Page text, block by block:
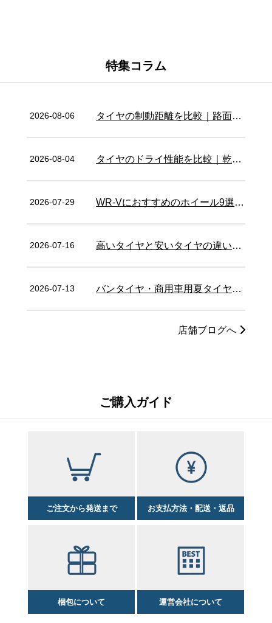
特集コラム
2026-08-06 15:19:11タイヤの制動距離を比較｜路面状
2026-08-04 15:19:13タイヤのドライ性能を比較｜乾い
2026-07-29 15:22:45WR-Vにおすすめのホイール9選｜
2026-07-16 16:23:44高いタイヤと安いタイヤの違いと
2026-07-13 10:30:15バンタイヤ・商用車用夏タイヤお
店舗ブログへ
ご購入ガイド
ご注文から発送まで お支払方法・配送・返品
梱包について 運営会社について